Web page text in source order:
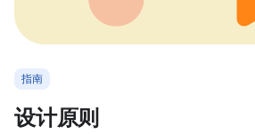
指南
设计原则